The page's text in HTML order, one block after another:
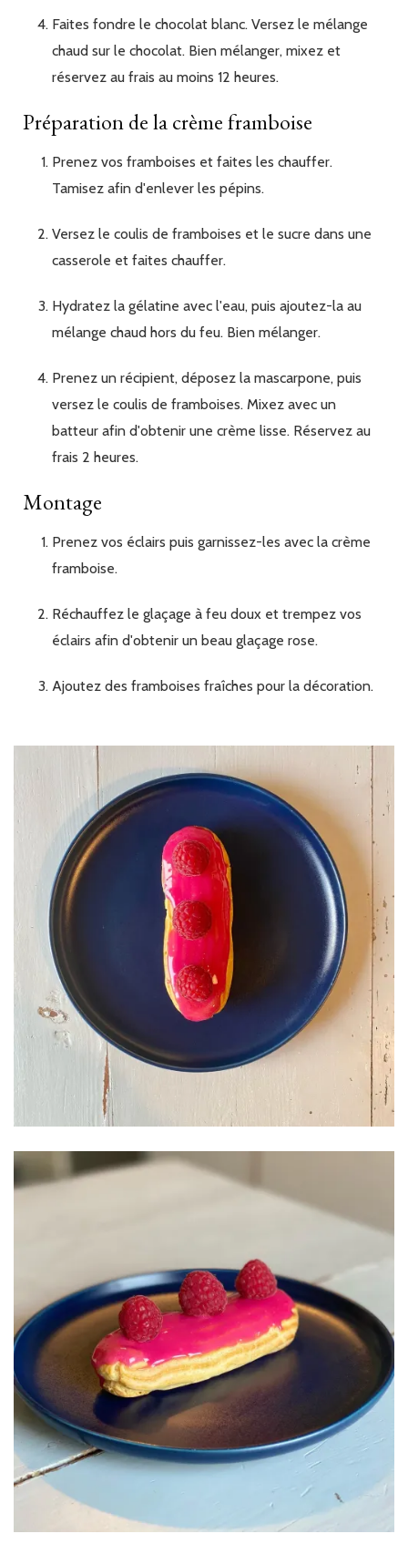
Faites fondre le chocolat blanc. Versez le mélange
chaud sur le chocolat. Bien mélanger, mixez et
réservez au frais au moins 12 heures.
Préparation de la crème framboise
Prenez vos framboises et faites les chauffer.
Tamisez afin d'enlever les pépins.
Versez le coulis de framboises et le sucre dans une
casserole et faites chauffer.
Hydratez la gélatine avec l'eau, puis ajoutez-la au
mélange chaud hors du feu. Bien mélanger.
Prenez un récipient, déposez la mascarpone, puis
versez le coulis de framboises. Mixez avec un
batteur afin d'obtenir une crème lisse. Réservez au
frais 2 heures.
Montage
Prenez vos éclairs puis garnissez-les avec la crème
framboise.
Réchauffez le glaçage à feu doux et trempez vos
éclairs afin d'obtenir un beau glaçage rose.
Ajoutez des framboises fraîches pour la décoration.